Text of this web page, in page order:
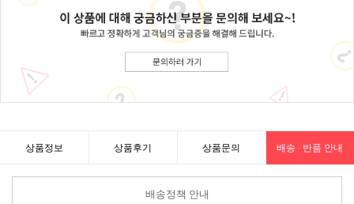
상품정보 상품후기 상품문의 배송 · 반품 안내
배송정책 안내